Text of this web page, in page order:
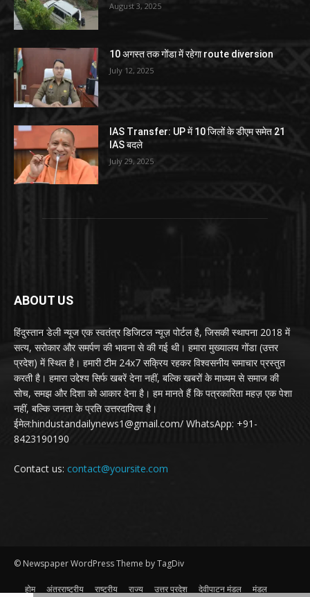
August 3, 2025
10 अगस्त तक गोंडा में रहेगा route diversion
July 12, 2025
IAS Transfer: UP में 10 जिलों के डीएम समेत 21
IAS बदले
July 29, 2025
ABOUT US
हिंदुस्तान डेली न्यूज एक स्वतंत्र डिजिटल न्यूज़ पोर्टल है, जिसकी स्थापना 2018 में
सत्य, सरोकार और समर्पण की भावना से की गई थी। हमारा मुख्यालय गोंडा (उत्तर
प्रदेश) में स्थित है। हमारी टीम 24x7 सक्रिय रहकर विश्वसनीय समाचार प्रस्तुत
करती है। हमारा उद्देश्य सिर्फ खबरें देना नहीं, बल्कि खबरों के माध्यम से समाज की
सोच, समझ और दिशा को आकार देना है। हम मानते हैं कि पत्रकारिता महज़ एक पेशा
नहीं, बल्कि जनता के प्रति उत्तरदायित्व है।
ईमेल:hindustandailynews1@gmail.com/ WhatsApp: +91-
8423190190
Contact us: contact@yoursite.com
© Newspaper WordPress Theme by TagDiv
होम अंतरराष्ट्रीय राष्ट्रीय राज्य उत्तर प्रदेश देवीपाटन मंडल मंडल